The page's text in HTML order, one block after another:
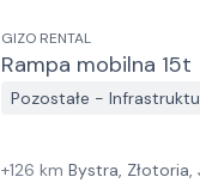
GIZO RENTAL
Rampa mobilna 15t
Pozostałe -
+126 km Bystra, Złotoria,